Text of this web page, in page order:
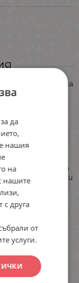
си почивка
Моделът
дързък „urban“
и неоново
с графити
младежко
приляга плътно
за активни
влиянието на
е малка
да
нашия
на
нашите
друга
от
услуги.